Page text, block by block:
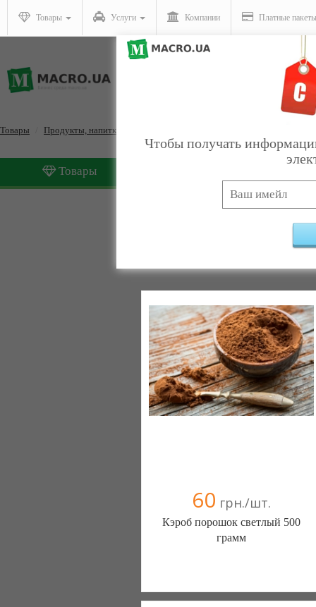
Товары Услуги Компании Платные пакеты
Товары Продукты, напитки, табак
Товары
Диетическое и
60 грн./шт.
Кэроб порошок светлый 500
грамм
Чтобы получать